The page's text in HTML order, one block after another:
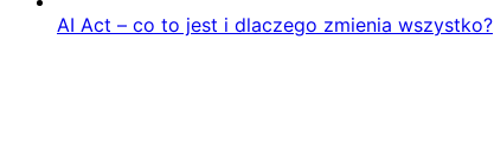
AI Act – co to jest i dlaczego zmienia wszystko?